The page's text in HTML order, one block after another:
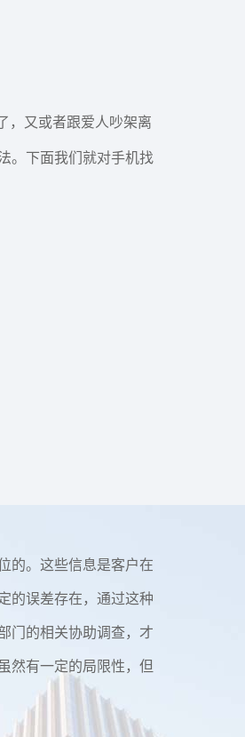
，又或者跟爱人吵架离
。下面我们就对手机找
的。这些信息是客户在
的误差存在，通过这种
门的相关协助调查，才
然有一定的局限性，但